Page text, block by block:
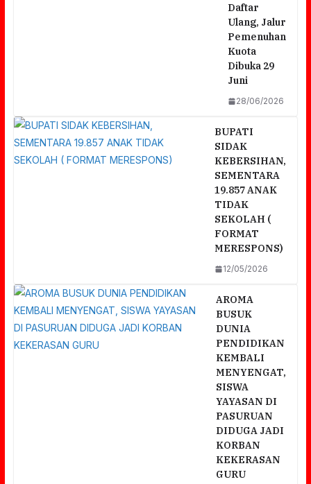
Daftar
Ulang, Jalur
Pemenuhan
Kuota
Dibuka 29
Juni
28/06/2026
BUPATI
SIDAK
KEBERSIHAN,
SEMENTARA
19.857 ANAK
TIDAK
SEKOLAH (
FORMAT
MERESPONS)
12/05/2026
AROMA
BUSUK
DUNIA
PENDIDIKAN
KEMBALI
MENYENGAT,
SISWA
YAYASAN DI
PASURUAN
DIDUGA JADI
KORBAN
KEKERASAN
GURU